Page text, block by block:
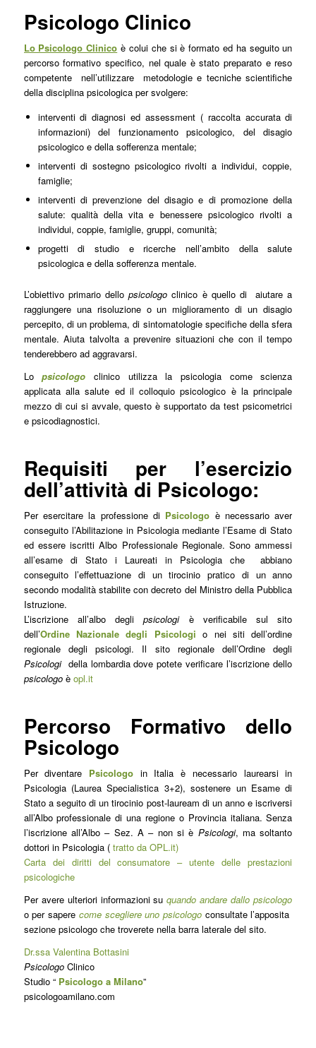
Psicologo Clinico
Lo Psicologo Clinico è colui che si è formato ed ha seguito un
percorso formativo specifico, nel quale è stato preparato e reso
competente nell’utilizzare metodologie e tecniche scientifiche
della disciplina psicologica per svolgere:
interventi di diagnosi ed assessment ( raccolta accurata di
informazioni) del funzionamento psicologico, del disagio
psicologico e della sofferenza mentale;
interventi di sostegno psicologico rivolti a individui, coppie,
famiglie;
interventi di prevenzione del disagio e di promozione della
salute: qualità della vita e benessere psicologico rivolti a
individui, coppie, famiglie, gruppi, comunità;
progetti di studio e ricerche nell’ambito della salute
psicologica e della sofferenza mentale.
L’obiettivo primario dellopsicologo clinico è quello di aiutare a
raggiungere una risoluzione o un miglioramento di un disagio
percepito, di un problema, di sintomatologie specifiche della sfera
mentale. Aiuta talvolta a prevenire situazioni che con il tempo
tenderebbero ad aggravarsi.
Lopsicologo clinico utilizza la psicologia come scienza
applicata alla salute ed il colloquio psicologico è la principale
mezzo di cui si avvale, questo è supportato da test psicometrici
e psicodiagnostici.
Requisiti per l’esercizio
dell’attività di Psicologo:
Per esercitare la professione di Psicologo è necessario aver
conseguito l’Abilitazione in Psicologia mediante l’Esame di Stato
ed essere iscritti Albo Professionale Regionale. Sono ammessi
all’esame di Stato i Laureati in Psicologia che abbiano
conseguito l’effettuazione di un tirocinio pratico di un anno
secondo modalità stabilite con decreto del Ministro della Pubblica
Istruzione.
L’iscrizione all’albo deglipsicologiè verificabile sul sito
dell’Ordine Nazionale degli Psicologi o nei siti dell’ordine
regionale degli psicologi. Il sito regionale dell’Ordine degli
Psicologidella lombardia dove potete verificare l’iscrizione dello
psicologoèopl.it
Percorso Formativo dello
Psicologo
Per diventare Psicologo in Italia è necessario laurearsi in
Psicologia (Laurea Specialistica 3+2), sostenere un Esame di
Stato a seguito di un tirocinio post-lauream di un anno e iscriversi
all’Albo professionale di una regione o Provincia italiana. Senza
l’iscrizione all’Albo – Sez. A – non si è Psicologi, ma soltanto
dottori in Psicologia ( tratto da OPL.it)
Carta dei diritti del consumatore – utente delle prestazioni
psicologiche
Per avere ulteriori informazioni suquando andare dallo psicologo
o per sapere come scegliere uno psicologoconsultate l’apposita
sezione psicologo che troverete nella barra laterale del sito.
Dr.ssa Valentina Bottasini
PsicologoClinico
Studio “Psicologo a Milano”
psicologoamilano.com